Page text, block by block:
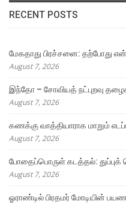
RECENT POSTS
மேகதாது பிரச்சனை: தற்போது
August 7, 2026
இந்தோ – சோவியத் நட்புறவு
August 7, 2026
கணக்கு வாத்தியாராக மாறும்
August 7, 2026
போதைப்பொருள் கடத்தல்: துப்புக்
August 7, 2026
ஓராண்டில் பிரதமர் மோடியின்